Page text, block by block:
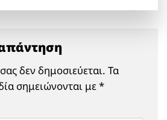
δεν δημοσιεύεται. Τα
σημειώνονται με*